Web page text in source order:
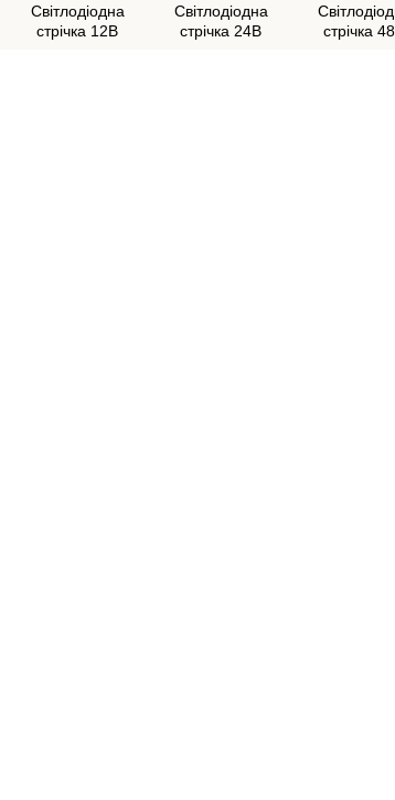
Світлодіодна
стрічка 12В
Світлодіодна
стрічка 24В
стрічка